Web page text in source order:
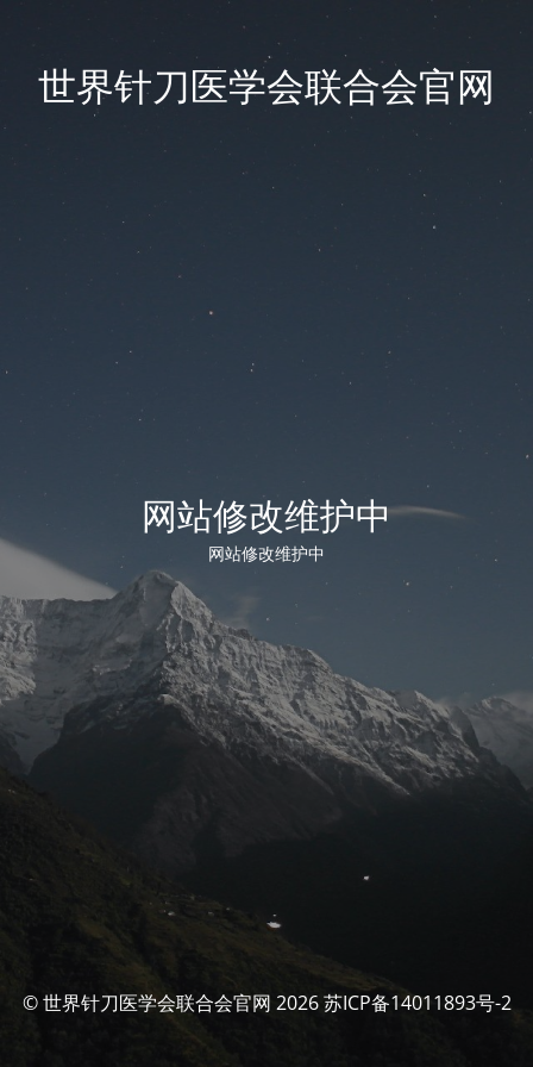
世界针刀医学会联合会官网
网站修改维护中
网站修改维护中
© 世界针刀医学会联合会官网 2026 苏ICP备14011893号-2